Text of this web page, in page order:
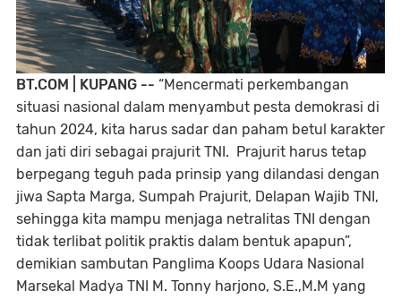
BT.COM | KUPANG -- “Mencermati perkembangan
situasi nasional dalam menyambut pesta demokrasi di
tahun 2024, kita harus sadar dan paham betul karakter
dan jati diri sebagai prajurit TNI. Prajurit harus tetap
berpegang teguh pada prinsip yang dilandasi dengan
jiwa Sapta Marga, Sumpah Prajurit, Delapan Wajib TNI,
sehingga kita mampu menjaga netralitas TNI dengan
tidak terlibat politik praktis dalam bentuk apapun”,
demikian sambutan Panglima Koops Udara Nasional
Marsekal Madya TNI M. Tonny harjono, S.E.,M.M yang